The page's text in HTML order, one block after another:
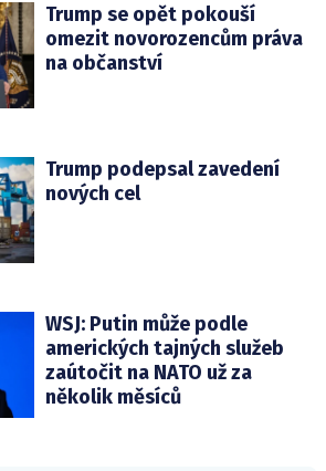
Trump se opět pokouší
omezit novorozencům práva
na občanství
Trump podepsal zavedení
nových cel
WSJ: Putin může podle
amerických tajných služeb
zaútočit na NATO už za
několik měsíců